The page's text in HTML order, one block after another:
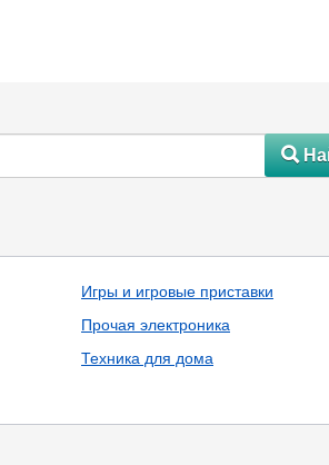
#
Игры и игровые приставки
Прочая электроника
Техника для дома